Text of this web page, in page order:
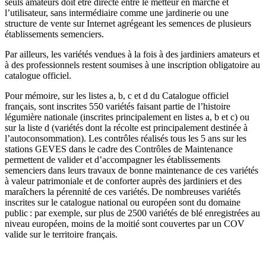
seuls amateurs doit être directe entre le metteur en marché et
l’utilisateur, sans intermédiaire comme une jardinerie ou une
structure de vente sur Internet agrégeant les semences de plusieurs
établissements semenciers.
Par ailleurs, les variétés vendues à la fois à des jardiniers amateurs et
à des professionnels restent soumises à une inscription obligatoire au
catalogue officiel.
Pour mémoire, sur les listes a, b, c et d du Catalogue officiel
français, sont inscrites 550 variétés faisant partie de l’histoire
légumière nationale (inscrites principalement en listes a, b et c) ou
sur la liste d (variétés dont la récolte est principalement destinée à
l’autoconsommation). Les contrôles réalisés tous les 5 ans sur les
stations GEVES dans le cadre des Contrôles de Maintenance
permettent de valider et d’accompagner les établissements
semenciers dans leurs travaux de bonne maintenance de ces variétés
à valeur patrimoniale et de conforter auprès des jardiniers et des
maraîchers la pérennité de ces variétés. De nombreuses variétés
inscrites sur le catalogue national ou européen sont du domaine
public : par exemple, sur plus de 2500 variétés de blé enregistrées au
niveau européen, moins de la moitié sont couvertes par un COV
valide sur le territoire français.